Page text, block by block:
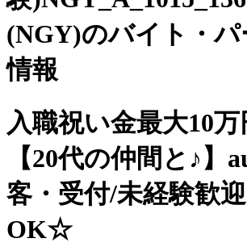
(NGY)のバイト・パ
情報
入職祝い金最大10万
【20代の仲間と♪】
客・受付/未経験歓
OK☆